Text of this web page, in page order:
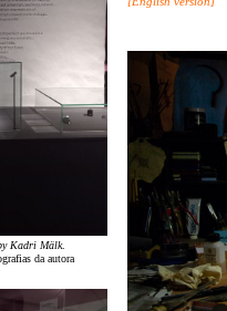
Kadri Mälk.
da autora